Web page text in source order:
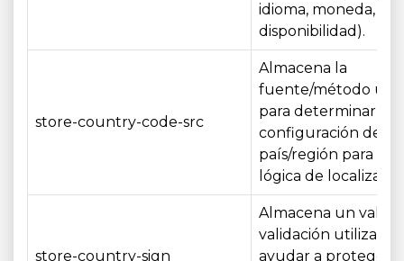
idioma, moneda,
disponibilidad).
store-country-code-src
Almacena la
fuente/método
para determinar tu
configuración de
país/región para
lógica de
store-country-sign
Almacena un valor
validación utilizado
ayudar a proteger